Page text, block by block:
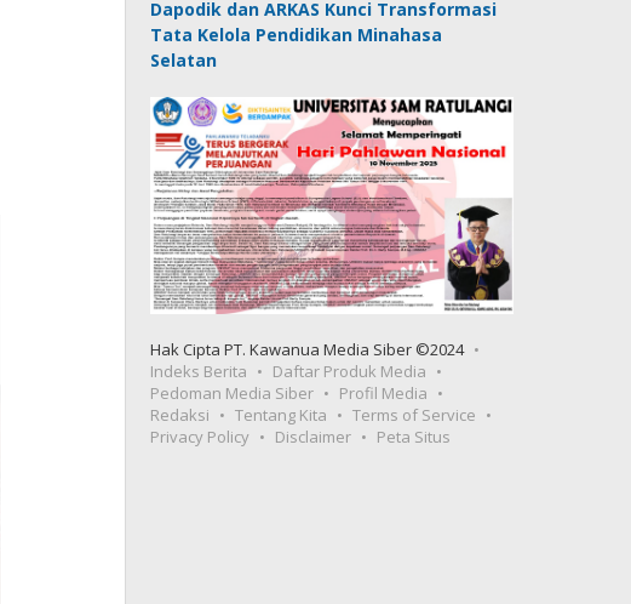
Dapodik dan ARKAS Kunci Transformasi
Tata Kelola Pendidikan Minahasa
Selatan
Hak Cipta PT. Kawanua Media Siber ©2024
Indeks Berita
Daftar Produk Media
Pedoman Media Siber
Profil Media
Redaksi
Tentang Kita
Terms of Service
Privacy Policy
Disclaimer Peta Situs